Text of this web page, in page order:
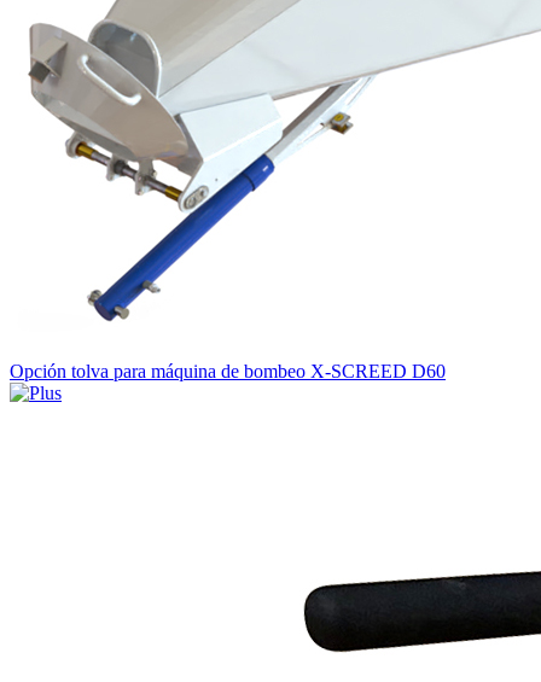
Opción tolva para máquina de bombeo X-SCREED D60